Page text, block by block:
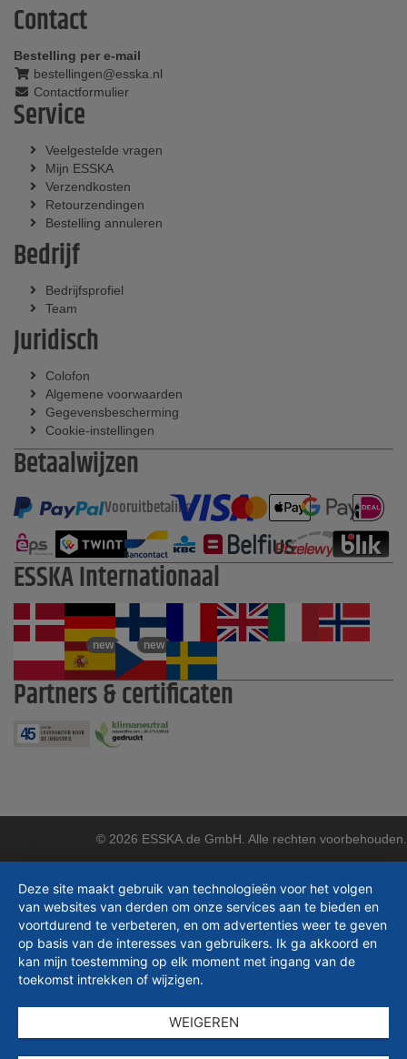
Contact
Bestelling per e-mail
bestellingen@esska.nl
Contactformulier
Service
Veelgestelde vragen
Mijn ESSKA
Verzendkosten
Retourzendingen
Bestelling annuleren
Bedrijf
Bedrijfsprofiel
Team
Juridisch
Colofon
Algemene voorwaarden
Gegevensbescherming
Cookie-instellingen
Betaalwijzen
Vooruitbetaling
ESSKA Internationaal
new new
Partners & certificaten
© 2026 ESSKA.de GmbH. Alle rechten voorbehouden.
Deze site maakt gebruik van technologieën voor het volgen
van websites van derden om onze services aan te bieden en
voortdurend te verbeteren, en om advertenties weer te geven
op basis van de interesses van gebruikers. Ik ga akkoord en
kan mijn toestemming op elk moment met ingang van de
toekomst intrekken of wijzigen.
WEIGEREN